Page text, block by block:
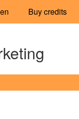
Buy credits